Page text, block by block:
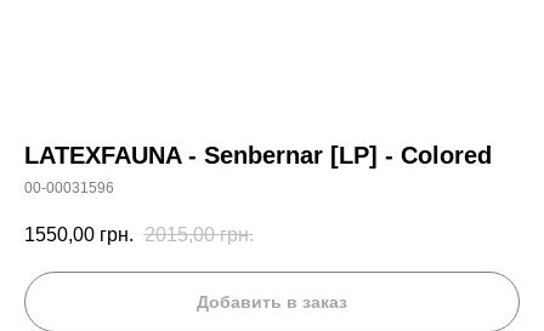
LATEXFAUNA - Senbernar [LP] - Colored
00-00031596
1550,00 грн. 2015,00 грн.
Добавить в заказ